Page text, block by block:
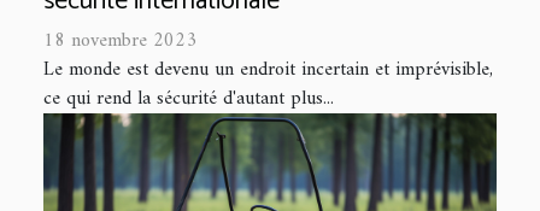
18 novembre 2023
Le monde est devenu un endroit incertain et imprévisible,
ce qui rend la sécurité d'autant plus...